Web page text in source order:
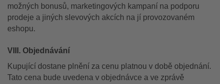
možných bonusů, marketingových kampaní na podporu
prodeje a jiných slevových akcích na jí provozovaném
eshopu.
VIII. Objednávání
Kupující dostane plnění za cenu platnou v době objednání.
Tato cena bude uvedena v objednávce a ve zprávě